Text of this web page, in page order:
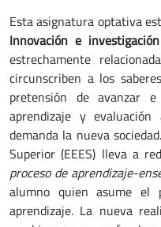
Esta asignatura optativa
Innovación e
estrechamente
circunscriben a los
pretensión de avanzar
aprendizaje y
demanda la nueva
Superior (EEES) lleva a
proceso de aprendizaje-
alumno quien asume el
aprendizaje. La nueva